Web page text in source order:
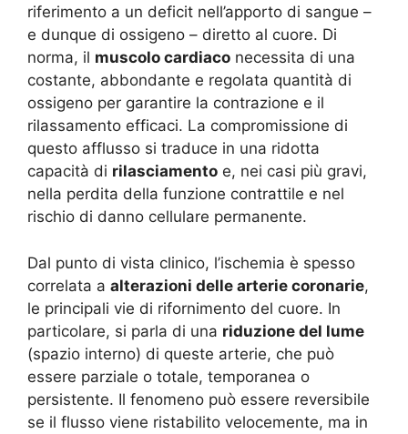
riferimento a un deficit nell’apporto di sangue –
e dunque di ossigeno – diretto al cuore. Di
norma, il muscolo cardiaco necessita di una
costante, abbondante e regolata quantità di
ossigeno per garantire la contrazione e il
rilassamento efficaci. La compromissione di
questo afflusso si traduce in una ridotta
capacità di rilasciamento e, nei casi più gravi,
nella perdita della funzione contrattile e nel
rischio di danno cellulare permanente.
Dal punto di vista clinico, l’ischemia è spesso
correlata a alterazioni delle arterie coronarie,
le principali vie di rifornimento del cuore. In
particolare, si parla di una riduzione del lume
(spazio interno) di queste arterie, che può
essere parziale o totale, temporanea o
persistente. Il fenomeno può essere reversibile
se il flusso viene ristabilito velocemente, ma in